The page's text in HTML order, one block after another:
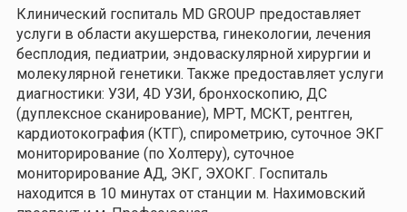
Клинический госпиталь MD GROUP предоставляет
услуги в области акушерства, гинекологии, лечения
бесплодия, педиатрии, эндоваскулярной хирургии и
молекулярной генетики. Также предоставляет услуги
диагностики: УЗИ, 4D УЗИ, бронхоскопию, ДС
(дуплексное сканирование), МРТ, МСКТ, рентген,
кардиотокография (КТГ), спирометрию, суточное ЭКГ
мониторирование (по Холтеру), суточное
мониторирование АД, ЭКГ, ЭХОКГ. Госпиталь
находится в 10 минутах от станции м. Нахимовский